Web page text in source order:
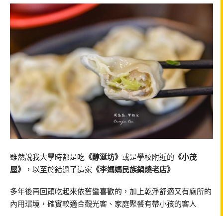
雖然說我大學時都是吃 《醇涎坊》 或是學校附近的 《小茂
屋》
，以至於錯過了這家 《李媽媽民族鍋燒老店》
多年後再回頭吃起來依舊蠻喜歡的，加上乾淨舒適又有廁所的
內用環境，確實較適合觀光客、家庭聚餐有帶小孩的客人